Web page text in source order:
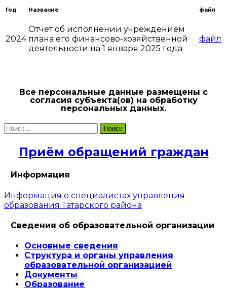
Год Название файл
2024
Отчёт об исполнении учреждением
плана его финансово-хозяйственной
деятельности на 1 января 2025 года
файл
Все персональные данные размещены с
согласия субъекта(ов) на обработку
персональных данных.
Найти:
Приём обращений граждан
Информация
Информация о специалистах управления
образования Татарского района
Сведения об образовательной организации
Основные сведения
Структура и органы управления
образовательной организацией
Документы
Образование